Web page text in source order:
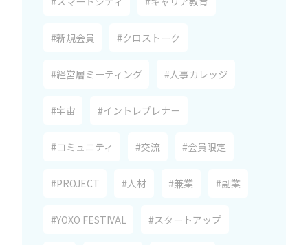
#新規会員 #クロストーク
#経営層ミーティング #人事カレッジ
#宇宙 #イントレプレナー
#コミュニティ #交流 #会員限定
#PROJECT #人材 #兼業 #副業
#YOXO FESTIVAL #スタートアップ